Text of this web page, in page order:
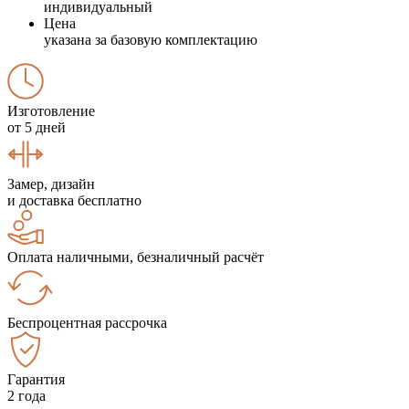
индивидуальный
Цена
указана за базовую комплектацию
Изготовление
от 5 дней
Замер, дизайн
и доставка бесплатно
Оплата наличными, безналичный расчёт
Беспроцентная рассрочка
Гарантия
2 года